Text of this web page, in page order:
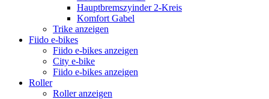
Hauptbremszyinder 2-Kreis
Komfort Gabel
Trike anzeigen
Fiido e-bikes
Fiido e-bikes anzeigen
City e-bike
Fiido e-bikes anzeigen
Roller
Roller anzeigen